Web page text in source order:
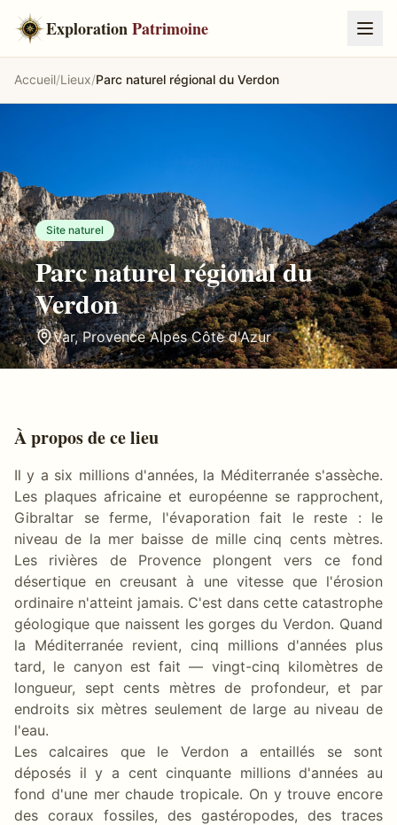
ExplorationPatrimoine
Accueil/Lieux/Parc naturel régional du Verdon
Site naturel
Parc naturel régional du
Verdon
Var,Provence Alpes Côte d'Azur
À propos de ce lieu
Il y a six millions d'années, la Méditerranée s'assèche.
Les plaques africaine et européenne se rapprochent,
Gibraltar se ferme, l'évaporation fait le reste : le
niveau de la mer baisse de mille cinq cents mètres.
Les rivières de Provence plongent vers ce fond
désertique en creusant à une vitesse que l'érosion
ordinaire n'atteint jamais. C'est dans cette catastrophe
géologique que naissent les gorges du Verdon. Quand
la Méditerranée revient, cinq millions d'années plus
tard, le canyon est fait — vingt-cinq kilomètres de
longueur, sept cents mètres de profondeur, et par
endroits six mètres seulement de large au niveau de
l'eau.
Les calcaires que le Verdon a entaillés se sont
déposés il y a cent cinquante millions d'années au
fond d'une mer chaude tropicale. On y trouve encore
des coraux fossiles, des gastéropodes, des traces